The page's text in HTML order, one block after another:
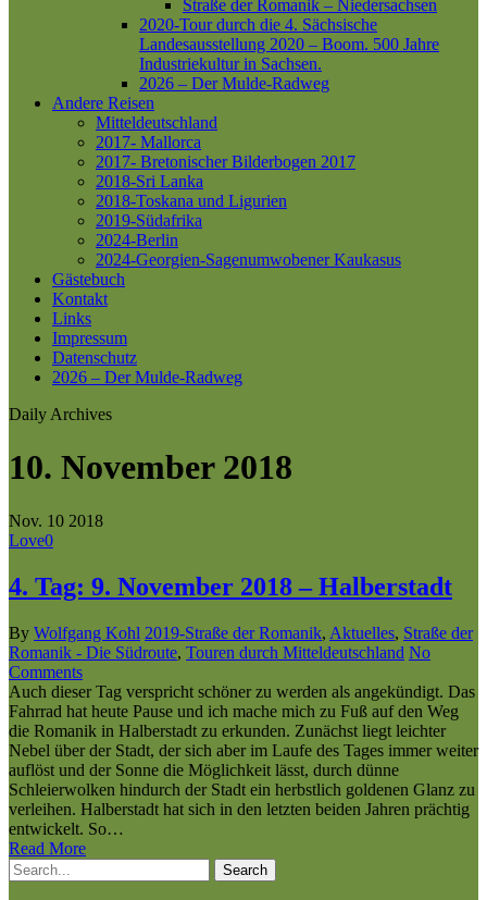
Straße der Romanik – Niedersachsen
2020-Tour durch die 4. Sächsische
Landesausstellung 2020 – Boom. 500 Jahre
Industriekultur in Sachsen.
2026 – Der Mulde-Radweg
Andere Reisen
Mitteldeutschland
2017- Mallorca
2017- Bretonischer Bilderbogen 2017
2018-Sri Lanka
2018-Toskana und Ligurien
2019-Südafrika
2024-Berlin
2024-Georgien-Sagenumwobener Kaukasus
Gästebuch
Kontakt
Links
Impressum
Datenschutz
2026 – Der Mulde-Radweg
Daily Archives
10. November 2018
Nov. 10 2018
Love0
4. Tag: 9. November 2018 – Halberstadt
By Wolfgang Kohl 2019-Straße der Romanik, Aktuelles, Straße der
Romanik - Die Südroute, Touren durch Mitteldeutschland No
Comments
Auch dieser Tag verspricht schöner zu werden als angekündigt. Das
Fahrrad hat heute Pause und ich mache mich zu Fuß auf den Weg
die Romanik in Halberstadt zu erkunden. Zunächst liegt leichter
Nebel über der Stadt, der sich aber im Laufe des Tages immer weiter
auflöst und der Sonne die Möglichkeit lässt, durch dünne
Schleierwolken hindurch der Stadt ein herbstlich goldenen Glanz zu
verleihen. Halberstadt hat sich in den letzten beiden Jahren prächtig
entwickelt. So…
Read More
Search